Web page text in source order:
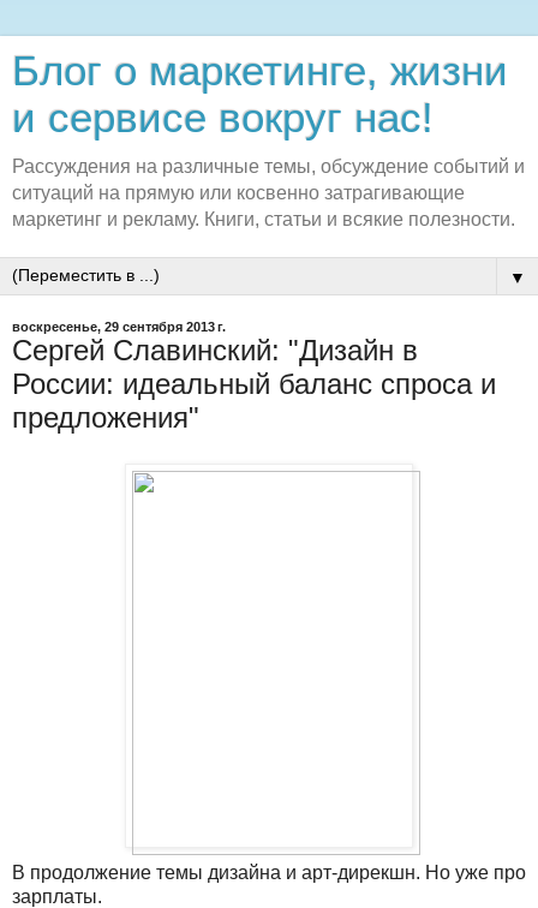
Блог о маркетинге, жизни
и сервисе вокруг нас!
Рассуждения на различные темы, обсуждение событий и
ситуаций на прямую или косвенно затрагивающие
маркетинг и рекламу. Книги, статьи и всякие полезности.
▼
воскресенье, 29 сентября 2013 г.
Сергей Славинский: "Дизайн в
России: идеальный баланс спроса и
предложения"
В продолжение темы дизайна и арт-дирекшн. Но уже про
зарплаты.